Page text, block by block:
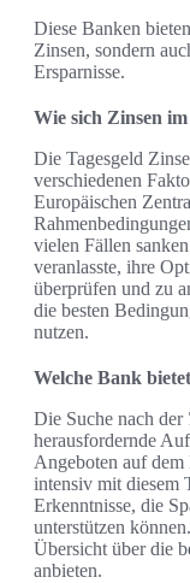
Diese Banken
Zinsen, sondern
Ersparnisse.
Wie sich Zinsen
Die Tagesgeld
verschiedenen
Europäischen
vielen Fällen
veranlasste, ihre
überprüfen und zu
die besten
nutzen.
Welche Bank
Die Suche nach der
herausfordernde
Angeboten auf
intensiv mit diesem
Erkenntnisse, die
unterstützen
Übersicht über die
anbieten.